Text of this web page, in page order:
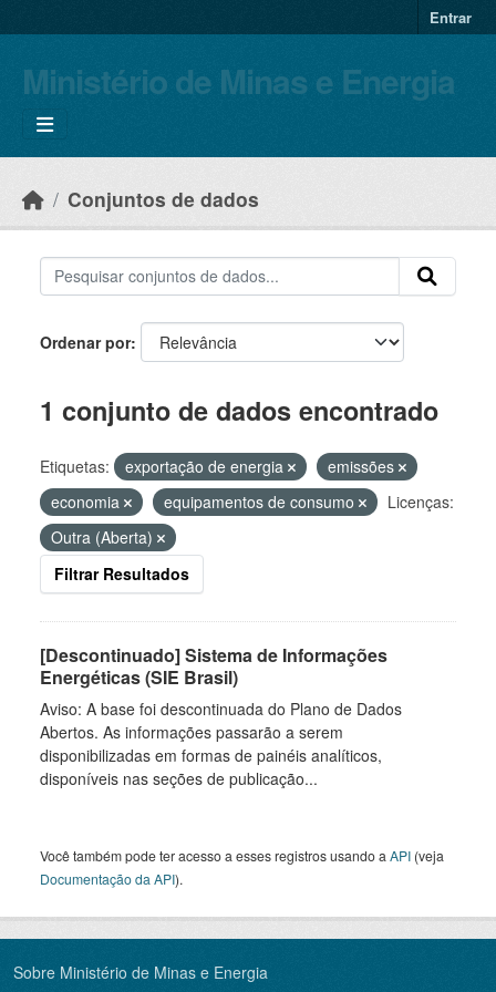
Entrar
Ministério de Minas e Energia
Conjuntos de dados
Ordenar por
1 conjunto de dados encontrado
Etiquetas: exportação de energia
emissões
economia
equipamentos de consumo
Licenças:
Outra (Aberta)
Filtrar Resultados
[Descontinuado] Sistema de Informações
Energéticas (SIE Brasil)
Aviso: A base foi descontinuada do Plano de Dados
Abertos. As informações passarão a serem
disponibilizadas em formas de painéis analíticos,
disponíveis nas seções de publicação...
Você também pode ter acesso a esses registros usando a API (veja
Documentação da API).
Sobre Ministério de Minas e Energia